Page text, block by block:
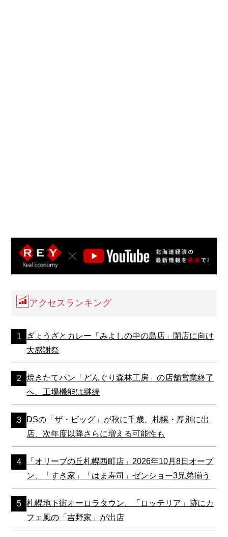
アクセスランキング
ぎょうざとカレー「みよしの中の島店」閉店に向け
大感謝祭
焼きたてパン「どんぐり森林工房」の店舗営業終了
へ、工場機能は継続
DSの「ザ・ビッグ」が秋に千歳、札幌・厚別に出
店、次年度以降さらに増える可能性も
「オリーブの丘札幌西町店」2026年10月8日オープ
ン、「すき家」「はま寿司」ゼンショー3兄弟揃う
札幌地下街オーロラタウン、「ロッテリア」跡にカ
フェ風の「吉野家」が出店